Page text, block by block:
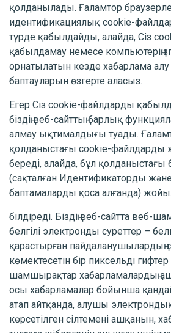
қолданылады. Ғаламтор
идентификациялық cookie-
түрде қабылдайды, алайда, Сіз
қабылдамау немесе
орнатылатын кезде хабарлама алу
баптауларын өзгерте аласыз.
Егер Сіз cookie-файлдарды
біздің веб-сайттың барлық
алмау ықтималдығы туады.
қолданыстағы cookie-файлдарды
береді, алайда, бұл қолданыстағы
(сақталған Идентификаторды
баптамаларды қоса алғанда)
білдіреді. Біздің веб-сайтта веб-
белгілі электронды суреттер –
қарастырған пайдаланушылардың
көмектесетін бір пиксельді
шамшырақтар хабарламалардың
осы хабарламалар бойынша қандай
атап айтқанда, алушы
көрсетілген сілтемені ашқанын,